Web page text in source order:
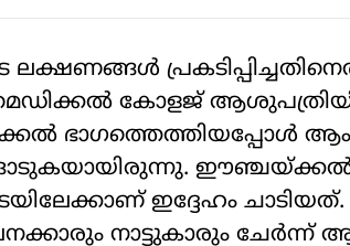
കോളജ്
ഭാഗത്തെത്തിയപ്പോള്‍
ഓടുകയായിരുന്നു. ഈഞ്ചയ്ക്കല്‍
ഇദ്ദേഹം
നാട്ടുകാരും ചേര്‍ന്ന്